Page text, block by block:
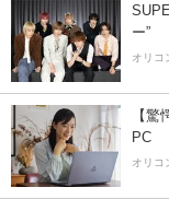
ー”
オリコ
【
PC
オリコ